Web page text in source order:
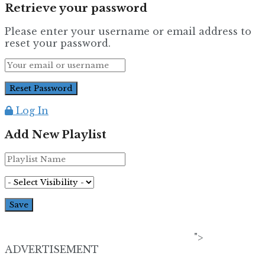
Retrieve your password
Please enter your username or email address to
reset your password.
Log In
Add New Playlist
">
ADVERTISEMENT